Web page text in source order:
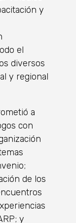
y
el
diversos
y regional
a
con
de los
y